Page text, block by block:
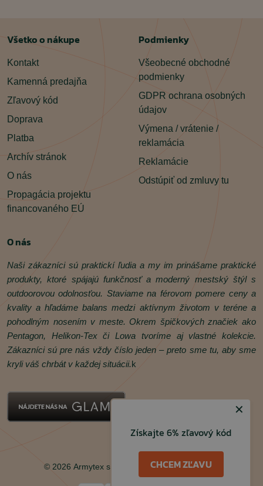
Všetko o nákupe
Kontakt
Kamenná predajňa
Zľavový kód
Doprava
Platba
Archív stránok
O nás
Propagácia projektu
financovaného EÚ
Podmienky
Všeobecné obchodné
podmienky
GDPR ochrana osobných
údajov
Výmena / vrátenie /
reklamácia
Reklamácie
Odstúpiť od zmluvy tu
O nás
Naši zákazníci sú praktickí ľudia a my im prinášame praktické
produkty, ktoré spájajú funkčnosť a moderný mestský štýl s
outdoorovou odolnosťou. Staviame na férovom pomere ceny a
kvality a hľadáme balans medzi aktívnym životom v teréne a
pohodlným nosením v meste. Okrem špičkových značiek ako
Pentagon, Helikon‑Tex či Lowa tvoríme aj vlastné kolekcie.
Zákazníci sú pre nás vždy číslo jeden – preto sme tu, aby sme
kryli váš chrbát v každej situácii.k
Facebook
Instagram
© 2026 Armytex s.r.o. Všetky práva vyhradené.
✕
Získajte 6% zľavový kód
CHCEM ZĽAVU